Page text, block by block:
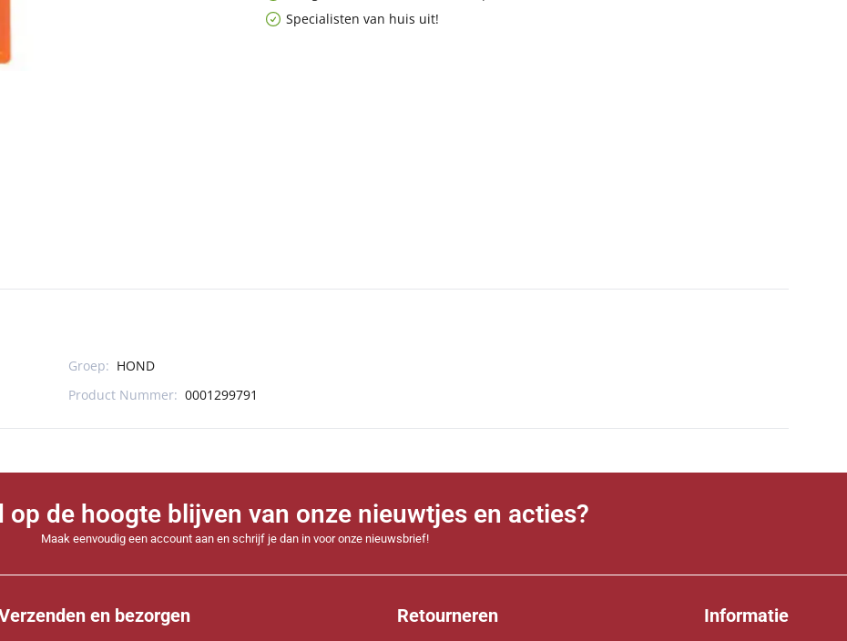
Specialisten van huis uit!
Groep: HOND
Product Nummer: 0001299791
op de hoogte blijven van onze nieuwtjes en acties?
Maak eenvoudig een account aan en schrijf je dan in voor onze nieuwsbrief!
en bezorgen Retourneren Informatie